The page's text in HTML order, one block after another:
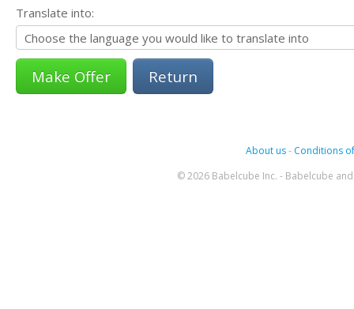
Translate into:
Return
About us- Conditions
© 2026 Babelcube Inc. - Babelcube